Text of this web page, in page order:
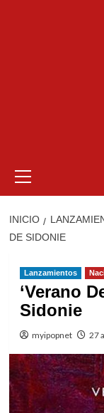
primario
INICIO
DE SIDONIE
Lanzamientos
‘Verano
Sidonie
myipopnet 27